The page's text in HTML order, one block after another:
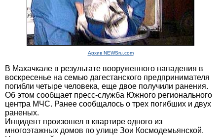
Архив NEWSru.com
В Махачкале в результате вооруженного нападения в
воскресенье на семью дагестанского предпринимателя
погибли четыре человека, еще двое получили ранения.
Об этом сообщает пресс-служба Южного регионального
центра МЧС. Ранее сообщалось о трех погибших и двух
раненых.
Инцидент произошел в квартире одного из
многоэтажных домов по улице Зои Космодемьянской.